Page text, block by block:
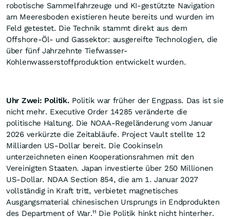
robotische Sammelfahrzeuge und KI-gestützte Navigation
am Meeresboden existieren heute bereits und wurden im
Feld getestet. Die Technik stammt direkt aus dem
Offshore-Öl- und Gassektor: ausgereifte Technologien, die
über fünf Jahrzehnte Tiefwasser-
Kohlenwasserstoffproduktion entwickelt wurden.
Uhr Zwei: Politik. Politik war früher der Engpass. Das ist sie
nicht mehr. Executive Order 14285 veränderte die
politische Haltung. Die NOAA-Regeländerung vom Januar
2026 verkürzte die Zeitabläufe. Project Vault stellte 12
Milliarden US-Dollar bereit. Die Cookinseln
unterzeichneten einen Kooperationsrahmen mit den
Vereinigten Staaten. Japan investierte über 250 Millionen
US-Dollar. NDAA Section 854, die am 1. Januar 2027
vollständig in Kraft tritt, verbietet magnetisches
Ausgangsmaterial chinesischen Ursprungs in Endprodukten
des Department of War.¹¹ Die Politik hinkt nicht hinterher.